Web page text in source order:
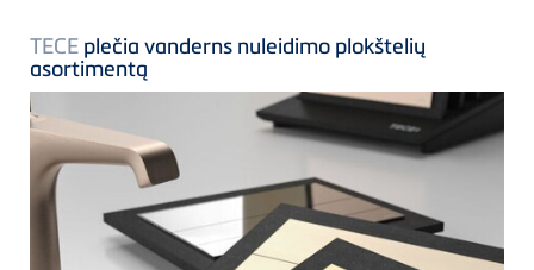
TECE plečia vanderns nuleidimo plokštelių
asortimentą